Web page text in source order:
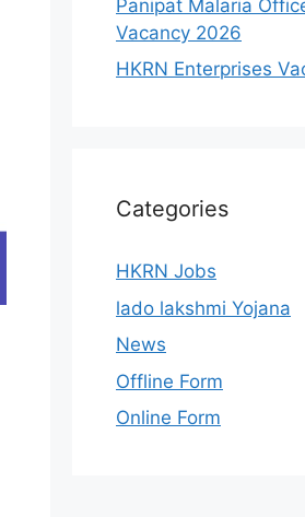
Panipat Malaria
Vacancy 2026
HKRN Enterprises
Categories
HKRN Jobs
lado lakshmi Yojana
News
Offline Form
Online Form